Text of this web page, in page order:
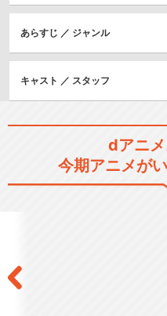
あらすじ ／ ジャンル
キャスト ／ スタッフ
dアニ
今期アニメが